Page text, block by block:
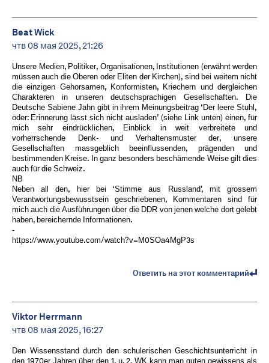
Beat Wick
чтв 08 мая 2025, 21:26
Unsere Medien, Politiker, Organisationen, Institutionen (erwähnt werden
müssen auch die Oberen oder Eliten der Kirchen), sind bei weitem nicht
die einzigen Gehorsamen, Konformisten, Kriechern und dergleichen
Charakteren in unseren deutschsprachigen Gesellschaften. Die
Deutsche Sabiene Jahn gibt in ihrem Meinungsbeitrag ‘Der leere Stuhl,
oder: Erinnerung lässt sich nicht ausladen’ (siehe Link unten) einen, für
mich sehr eindrücklichen, Einblick in weit verbreitete und
vorherrschende Denk- und Verhaltensmuster der, unsere
Gesellschaften massgeblich beeinflussenden, prägenden und
bestimmenden Kreise. In ganz besonders beschämende Weise gilt dies
auch für die Schweiz.
NB
Neben all den, hier bei ‘Stimme aus Russland', mit grossem
Verantwortungsbewusstsein geschriebenen, Kommentaren sind für
mich auch die Ausführungen über die DDR von jenen welche dort gelebt
haben, bereichernde Informationen.
-
https://www.youtube.com/watch?v=M0SOa4MgP3s
Ответить на этот комментарий
Viktor Herrmann
чтв 08 мая 2025, 16:27
Den Wissensstand durch den schulerischen Geschichtsunterricht in
den 1970er Jahren über den 1. u. 2. WK kann man guten gewissens als